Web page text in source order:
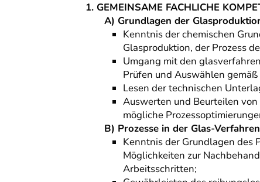
1. GEMEINSAME FACHLICHE
A) Grundlagen der
Kenntnis der chemischen
Glasproduktion, der Prozess
Umgang mit den
Prüfen und Auswählen
Lesen der technischen
Auswerten und Beurteilen
mögliche
B) Prozesse in der Glas-
Kenntnis der Grundlagen des
Möglichkeiten zur
Arbeitsschritten;